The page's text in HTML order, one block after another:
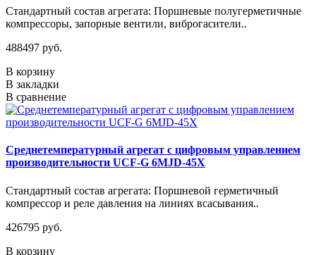
Стандартный состав агрегата: Поршневые полугерметичные
компрессоры, запорные вентили, виброгасители..
488497 руб.
В корзину
В закладки
В сравнение
Среднетемпературный агрегат с цифровым управлением
производительности UCF-G 6MJD-45X
Стандартный состав агрегата: Поршневой герметичный
компрессор и реле давления на линиях всасывания..
426795 руб.
В корзину